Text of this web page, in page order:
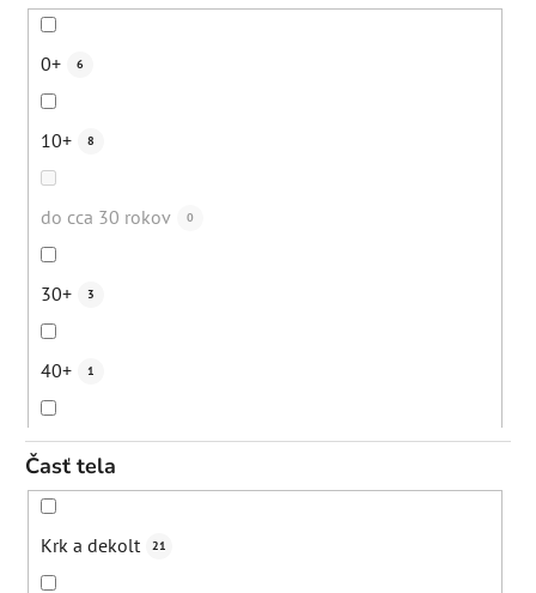
Kuracia koža (keratosis pilaris)
Jazvičky po akné
Poškodená pleť
Seborea
"Sťahovanie" pleti
Kuperóza
Rosacea
Začervenanie
Exfoliácia
Podpora mikrocirkulácie
0+ 6
10+ 8
do cca 30 rokov 0
30+ 3
40+ 1
50+ 1
Časť tela
Krk a dekolt 21